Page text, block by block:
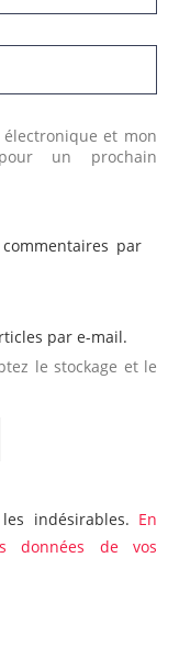
et mon
un prochain
par
par e-mail.
le stockage et le
indésirables. En
données de vos